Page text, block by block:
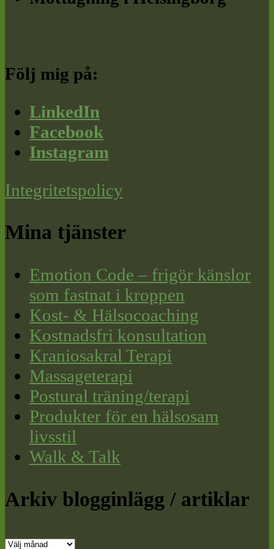
Följ mig på:
LinkedIn
Facebook
Instagram
Integritetspolicy
Mina tjänster
Emotion Code – frigör känslor
som fastnat i kroppen
Kost- & Hälsocoaching
Kostnadsfri konsultation
Kraniosakral Terapi
Massageterapi
Postural träning/terapi
Produkter för en hälsosam
livsstil
Walk & Talk
Arkiv blogginlägg / artiklar
Arkiv